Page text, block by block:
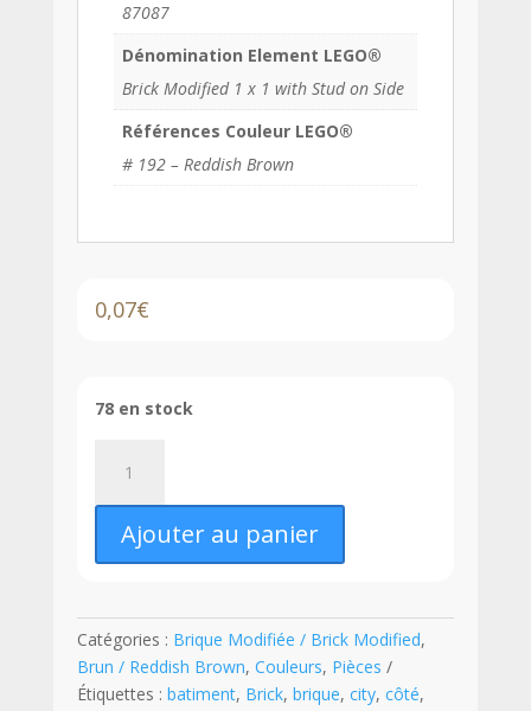
87087
Dénomination Element LEGO®
Brick Modified 1 x 1 with Stud on Side
Références Couleur LEGO®
# 192 – Reddish Brown
0,07€
78 en stock
LEGO®
Brique
Modifiée
x
1
avec
Tenon
Ajouter au panier
Catégories : Brique Modifiée / Brick Modified,
Brun / Reddish Brown, Couleurs, Pièces
Étiquettes : batiment, Brick, brique, city, côté,